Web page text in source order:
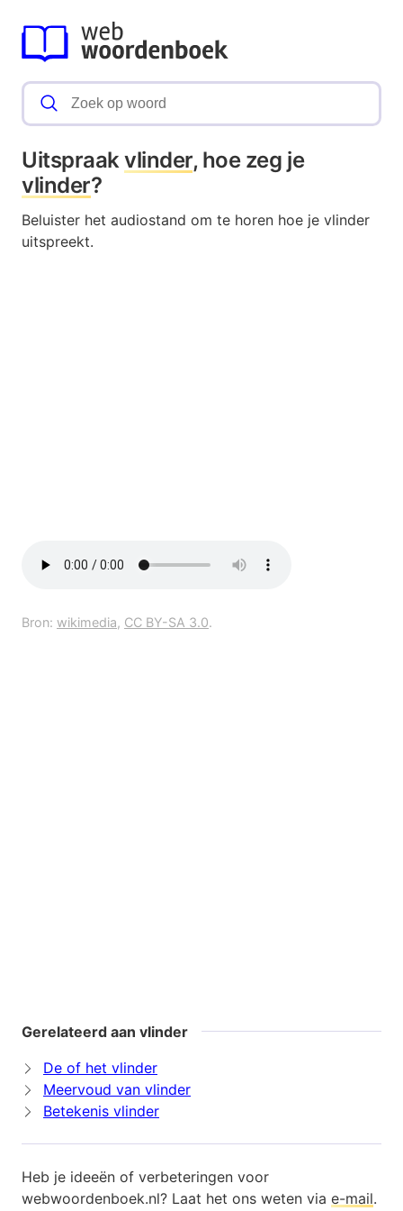
Uitspraakvlinder, hoe zeg je
vlinder?
Beluister het audiostand om te horen hoe je vlinder
uitspreekt.
Bron: wikimedia, CC BY-SA 3.0.
Gerelateerd aan vlinder
De of het vlinder
Meervoud van vlinder
Betekenis vlinder
Heb je ideeën of verbeteringen voor
webwoordenboek.nl? Laat het ons weten via e-mail.